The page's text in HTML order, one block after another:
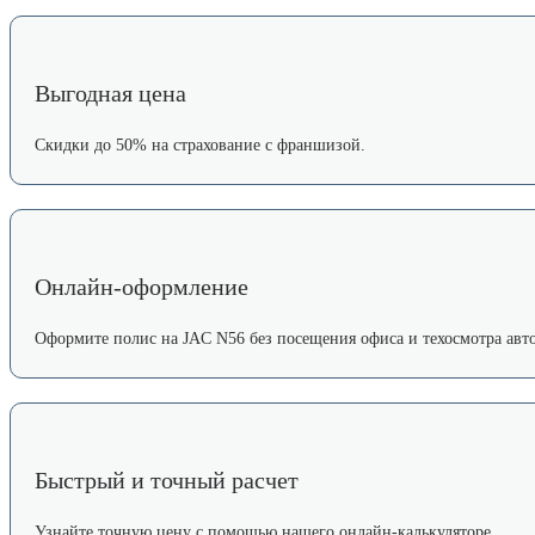
Выгодная цена
Скидки до 50% на страхование с франшизой.
Онлайн-оформление
Оформите полис на JAC N56 без посещения офиса и техосмотра
Быстрый и точный расчет